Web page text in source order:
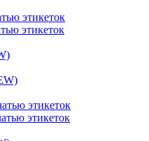
этикеток
этикеток
этикеток
этикеток